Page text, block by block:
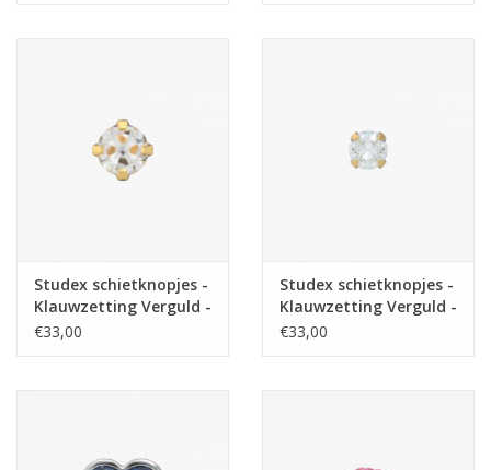
Studex schietknopjes -
Klauwzetting Verguld -
Zirkonia 4 mm - 7521-
€33,00
Studex schietknopjes -
Klauwzetting Verguld -
Zirkonia 3 mm - 7511-
€33,00